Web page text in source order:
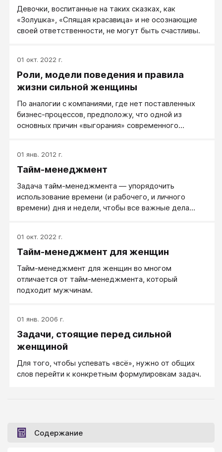
целям, вашим собственным решениям. Эта
способность дает человеку возможность
осуществлять именно свои жизненные акции, быть
возможность обдуманного проактивного
Девочки, воспитанные на таких сказках, как
«Золушка», «Спящая красавица» и не осознающие
своей ответственности, не могут быть счастливы.
01 окт. 2022 г.
Роли, модели поведения и правила
жизни сильной женщины
По аналогии с компаниями, где нет поставленных
бизнес-процессов, предположу, что одной из
основных причин «выгорания» современного
каждой роли, которые участвуют в процессе
достижения цели, и определить модели поведения
определить, а по сути - разделить роли?
Разделение ролей позволит вам не «выгорать»,
переключаться с роли на роль самостоятельно и
реальность нас заставляет менять роли, обычно с
01 янв. 2012 г.
Тайм-менеджмент
Задача тайм-менеджмента — упорядочить
использование времени (и рабочего, и личного
времени) дня и недели, чтобы все важные дела
01 окт. 2022 г.
Тайм-менеджмент для женщин
Тайм-менеджмент для женщин во многом
отличается от тайм-менеджмента, который
подходит мужчинам.
01 янв. 2006 г.
Задачи, стоящие перед сильной
женщиной
Для того, чтобы успевать «всё», нужно от общих
слов перейти к конкретным формулировкам задач.
Содержание